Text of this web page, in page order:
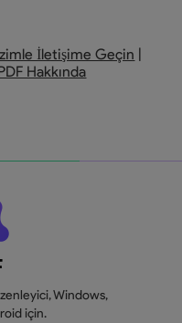
İletişime Geçin |
Hakkında
Windows,
için.